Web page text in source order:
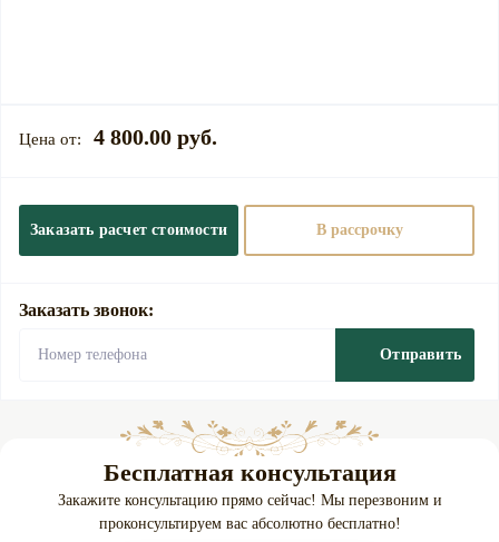
4 800.00 руб.
Заказать расчет стоимости В рассрочку
Заказать звонок:
Отправить
Бесплатная консультация
Закажите консультацию прямо сейчас! Мы перезвоним и
проконсультируем вас абсолютно бесплатно!